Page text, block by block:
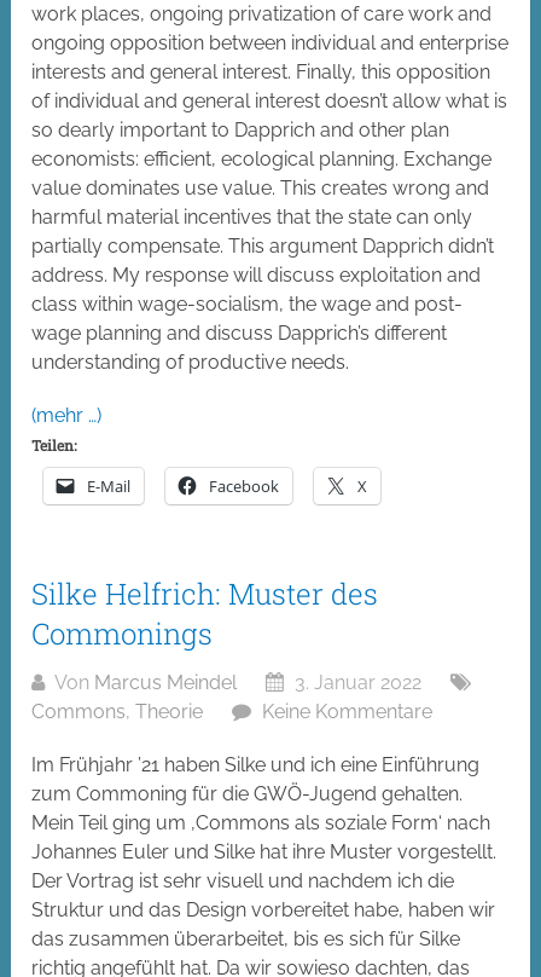
work places, ongoing privatization of care work and
ongoing opposition between individual and enterprise
interests and general interest. Finally, this opposition
of individual and general interest doesn’t allow what is
so dearly important to Dapprich and other plan
economists: efficient, ecological planning. Exchange
value dominates use value. This creates wrong and
harmful material incentives that the state can only
partially compensate. This argument Dapprich didn’t
address. My response will discuss exploitation and
class within wage-socialism, the wage and post-
wage planning and discuss Dapprich’s different
understanding of productive needs.
(mehr …)
Teilen:
E-Mail Facebook X
Silke Helfrich: Muster des
Commonings
Von Marcus Meindel
3. Januar 2022
Commons,Theorie Keine Kommentare
Im Frühjahr ’21 haben Silke und ich eine Einführung
zum Commoning für die GWÖ-Jugend gehalten.
Mein Teil ging um ‚Commons als soziale Form‘ nach
Johannes Euler und Silke hat ihre Muster vorgestellt.
Der Vortrag ist sehr visuell und nachdem ich die
Struktur und das Design vorbereitet habe, haben wir
das zusammen überarbeitet, bis es sich für Silke
richtig angefühlt hat. Da wir sowieso dachten, das